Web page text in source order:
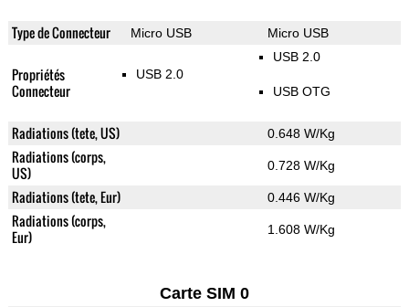
Type de Connecteur Micro USB Micro USB
Propriétés
Connecteur
USB 2.0
USB 2.0
USB OTG
Radiations (tete, US) 0.648 W/Kg
Radiations (corps,
US)
0.728 W/Kg
Radiations (tete, Eur) 0.446 W/Kg
Radiations (corps,
Eur)
1.608 W/Kg
Carte SIM 0